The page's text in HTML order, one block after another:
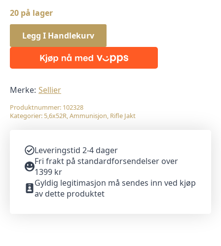
20 på lager
Legg I Handlekurv
Merke: Sellier
Produktnummer: 102328
Kategorier: 5,6x52R,Ammunisjon, Rifle Jakt
Leveringstid 2-4 dager
Fri frakt på standardforsendelser over
1399 kr
Gyldig legitimasjon må sendes inn ved kjøp
av dette produktet